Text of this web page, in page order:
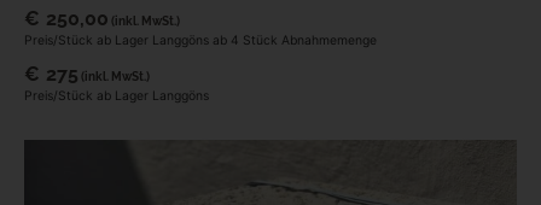
€ 250,00 (inkl. MwSt.)
Preis/Stück ab Lager Langgöns ab 4 Stück Abnahmemenge
€ 275 (inkl. MwSt.)
Preis/Stück ab Lager Langgöns